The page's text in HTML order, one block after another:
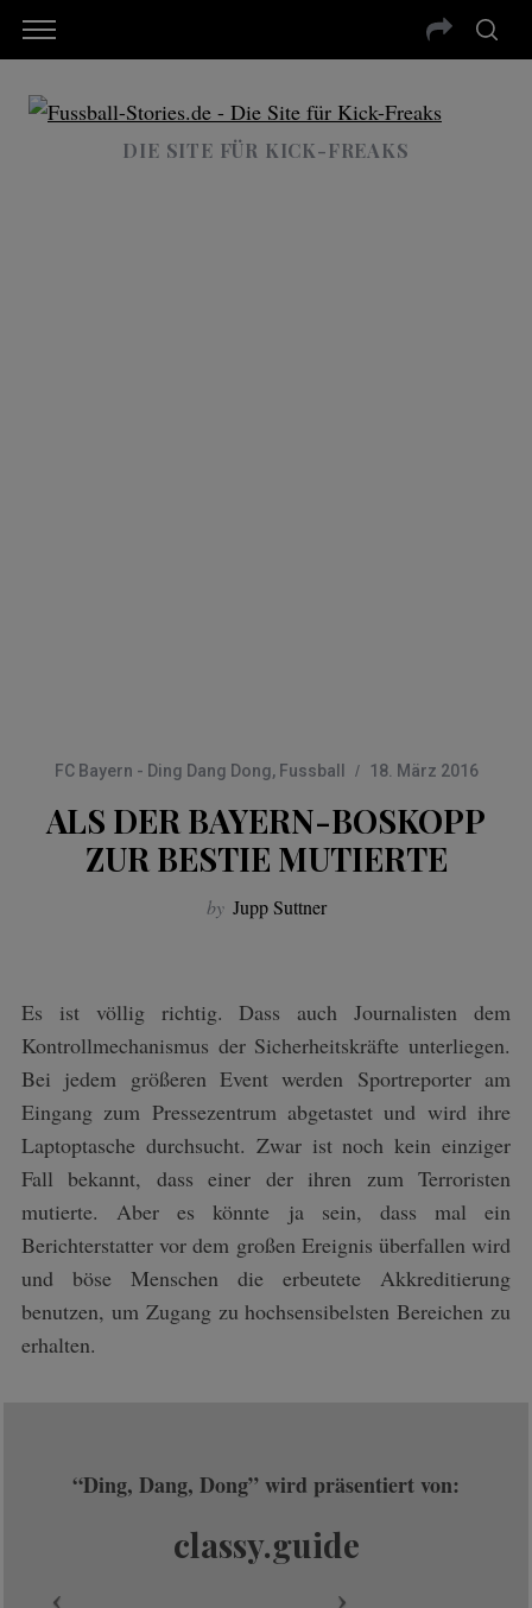
DIE SITE FÜR KICK-FREAKS
FC Bayern - Ding Dang Dong, Fussball 18. März 2016
ALS DER BAYERN-BOSKOPP
ZUR BESTIE MUTIERTE
by Jupp Suttner
Es ist völlig richtig. Dass auch Journalisten dem
Kontrollmechanismus der Sicherheitskräfte unterliegen.
Bei jedem größeren Event werden Sportreporter am
Eingang zum Pressezentrum abgetastet und wird ihre
Laptoptasche durchsucht. Zwar ist noch kein einziger
Fall bekannt, dass einer der ihren zum Terroristen
mutierte. Aber es könnte ja sein, dass mal ein
Berichterstatter vor dem großen Ereignis überfallen wird
und böse Menschen die erbeutete Akkreditierung
benutzen, um Zugang zu hochsensibelsten Bereichen zu
erhalten.
“Ding, Dang, Dong” wird präsentiert von:
classy.guide